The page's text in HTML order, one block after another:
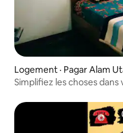
Logement · Pagar Alam
Simplifiez les choses